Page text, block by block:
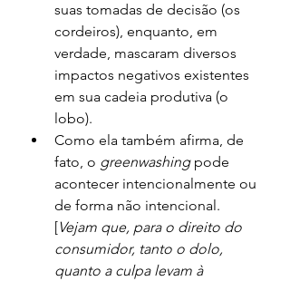
suas tomadas de decisão (os
cordeiros), enquanto, em
verdade, mascaram diversos
impactos negativos existentes
em sua cadeia produtiva (o
lobo).
Como ela também afirma, de
fato, o greenwashing pode
acontecer intencionalmente ou
de forma não intencional.
[Vejam que, para o direito do
consumidor, tanto o dolo,
quanto a culpa levam à